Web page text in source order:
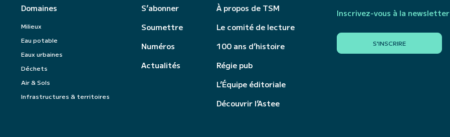
Domaines
Milieux
Eau potable
Eaux urbaines
Déchets
Air & Sols
Infrastructures & territoires
S’abonner
Soumettre
Numéros
Actualités
À propos de TSM
Le comité de lecture
100 ans d’histoire
Régie pub
L’Équipe éditoriale
Découvrir l’Astee
Inscrivez-vous à la newsletter
S'INSCRIRE